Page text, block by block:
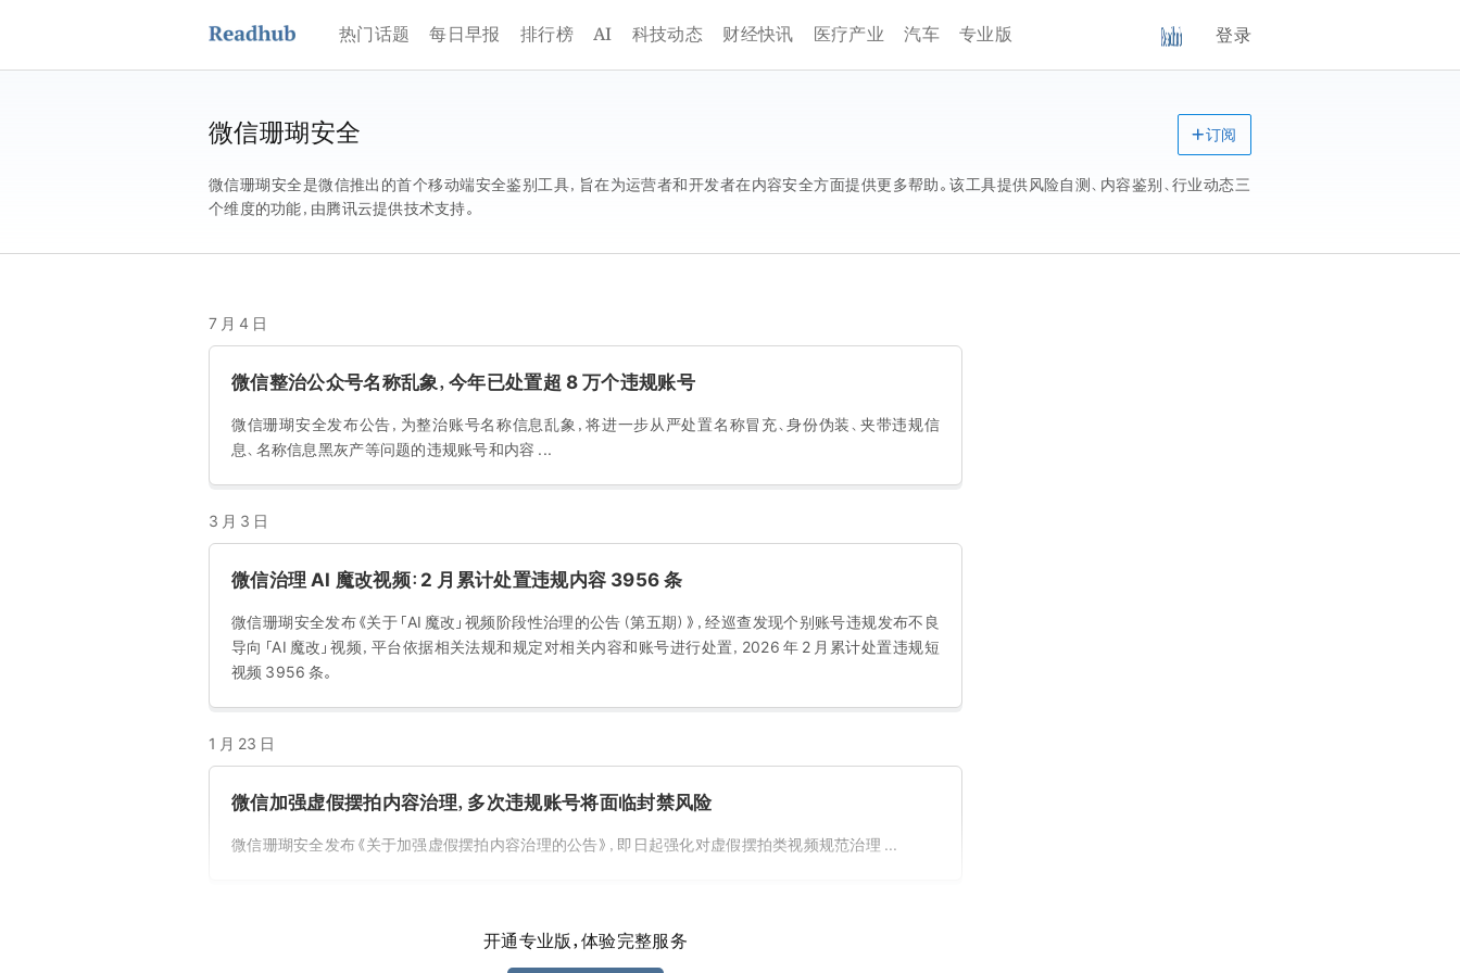
热门话题 每日早报 排行榜 AI 科技动态 财经快讯 医疗产业 汽车 专业版 登录
微信珊瑚安全
微信珊瑚安全是微信推出的首个移动端安全鉴别工具，旨在为运营者和开发者在内容安全方面提供更多帮助。该工具提供风险自测、内容鉴别、行业动态三
个维度的功能，由腾讯云提供技术支持。
订阅
7 月 4 日
微信整治公众号名称乱象，今年已处置超 8 万个违规账号
微信珊瑚安全发布公告，为整治账号名称信息乱象，将进一步从严处置名称冒充、身份伪装、夹带违规信
息、名称信息黑灰产等问题的违规账号和内容 ...
3 月 3 日
微信治理 AI 魔改视频：2 月累计处置违规内容 3956 条
微信珊瑚安全发布《关于「AI 魔改」视频阶段性治理的公告（第五期）》，经巡查发现个别账号违规发布不良
导向「AI 魔改」视频，平台依据相关法规和规定对相关内容和账号进行处置，2026 年 2 月累计处置违规短
视频 3956 条。
1 月 23 日
微信加强虚假摆拍内容治理，多次违规账号将面临封禁风险
微信珊瑚安全发布《关于加强虚假摆拍内容治理的公告》，即日起强化对虚假摆拍类视频规范治理 ...
开通专业版，体验完整服务